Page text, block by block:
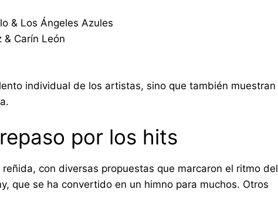
& Los Ángeles Azules
& Carín León
individual de los artistas, sino que también muestran
por los hits
con diversas propuestas que marcaron el ritmo del
que se ha convertido en un himno para muchos. Otros